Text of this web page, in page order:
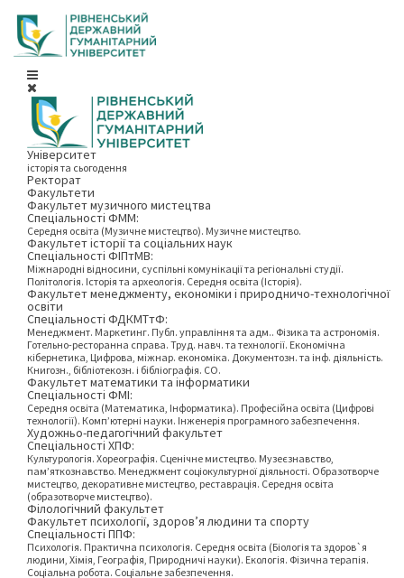
Університет
історія та сьогодення
Ректорат
Факультети
Факультет музичного мистецтва
Спеціальності ФММ:
Середня освіта (Музичне мистецтво). Музичне мистецтво.
Факультет історії та соціальних наук
Спеціальності ФІПтМВ:
Міжнародні відносини, суспільні комунікації та регіональні студії.
Політологія. Історія та археологія. Середня освіта (Історія).
Факультет менеджменту, економіки і природничо-технологічної
освіти
Спеціальності ФДКМТтФ:
Менеджмент. Маркетинг. Публ. управління та адм.. Фізика та астрономія.
Готельно-ресторанна справа. Труд. навч. та технології. Економічна
кібернетика, Цифрова, міжнар. економіка. Документозн. та інф. діяльність.
Книгозн., бібліотекозн. і бібліографія. СО.
Факультет математики та інформатики
Спеціальності ФМІ:
Середня освіта (Математика, Інформатика). Професійна освіта (Цифрові
технології). Комп’ютерні науки. Інженерія програмного забезпечення.
Художньо-педагогічний факультет
Спеціальності ХПФ:
Культурологія. Хореографія. Сценічне мистецтво. Музеєзнавство,
пам’яткознавство. Менеджмент соціокультурної діяльності. Образотворче
мистецтво, декоративне мистецтво, реставрація. Середня освіта
(образотворче мистецтво).
Філологічний факультет
Факультет психології, здоров’я людини та спорту
Спеціальності ППФ:
Психологія. Практична психологія. Середня освіта (Біологія та здоров`я
людини, Хімія, Географія, Природничі науки). Екологія. Фізична терапія.
Соціальна робота. Соціальне забезпечення.